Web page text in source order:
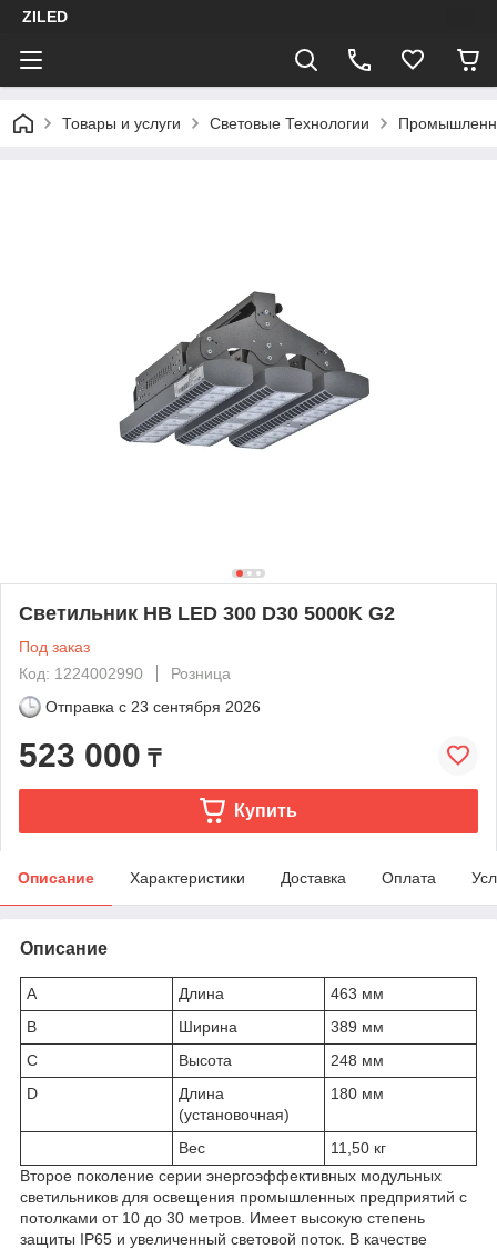
ZILED
Товары и услуги Световые Технологии
Светильник HB LED 300 D30 5000K G2
Под заказ
Код: 1224002990
Розница
Отправка с 23 сентября 2026
523 000 ₸
Купить
Описание Характеристики Доставка Оплата
Описание
A Длина
463 мм
B
Ширина
389 мм
C
Высота
248 мм
D
Длина
(установочная)
180 мм
Вес
11,50 кг
Второе поколение серии энергоэффективных модульных
светильников для освещения промышленных предприятий с
потолками от 10 до 30 метров. Имеет высокую степень
защиты IP65 и увеличенный световой поток. В качестве